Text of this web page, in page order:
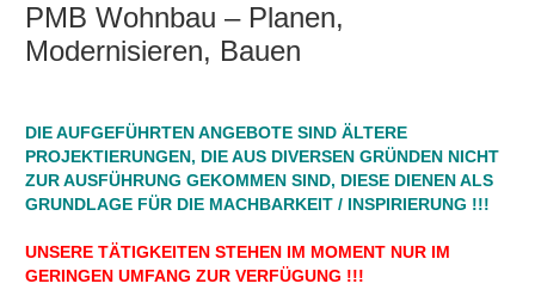
PMB Wohnbau – Planen,
Modernisieren, Bauen
DIE AUFGEFÜHRTEN ANGEBOTE SIND ÄLTERE
PROJEKTIERUNGEN, DIE AUS DIVERSEN GRÜNDEN NICHT
ZUR AUSFÜHRUNG GEKOMMEN SIND, DIESE DIENEN ALS
GRUNDLAGE FÜR DIE MACHBARKEIT / INSPIRIERUNG !!!
UNSERE TÄTIGKEITEN STEHEN IM MOMENT NUR IM
GERINGEN UMFANG ZUR VERFÜGUNG !!!